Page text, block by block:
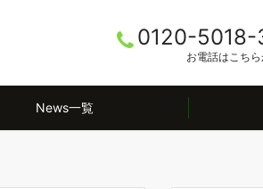
0120-5018-
お電話はこちら
News一覧